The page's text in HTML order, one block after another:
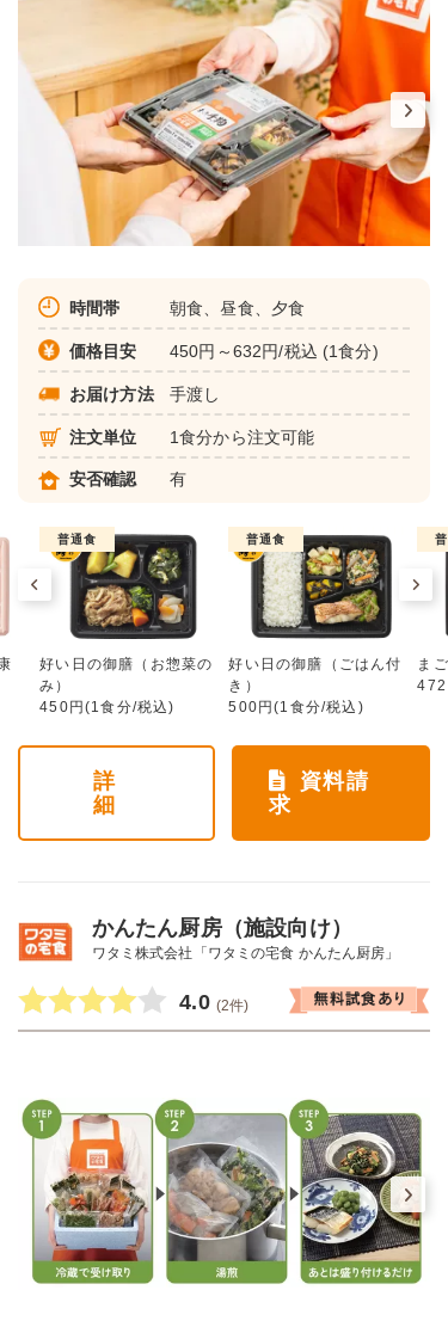
時間帯 朝食、昼食、夕食
価格目安 450円～632円/税込 (1食分)
お届け方法 手渡し
注文単位 1食分から注文可能
安否確認 有
普通食
好い日の御膳（お惣菜の
み）
450円(1食分/税込)
普通食
好い日の御膳（ごはん付
き）
500円(1食分/税込)
ま
詳
細
資料請
求
かんたん厨房（施設向け）
ワタミ株式会社「ワタミの宅食 かんたん厨房」
4.0 (2件)